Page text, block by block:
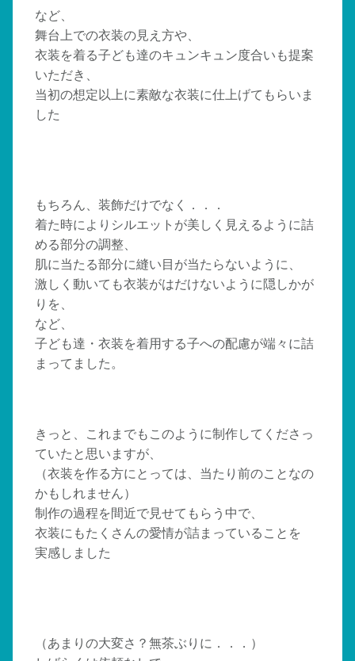
など、
舞台上での衣装の見え方や、
衣装を着る子ども達のキュンキュン度合いも提案
いただき、
当初の想定以上に素敵な衣装に仕上げてもらいま
した
もちろん、装飾だけでなく．．．
着た時によりシルエットが美しく見えるように詰
める部分の調整、
肌に当たる部分に縫い目が当たらないように、
激しく動いても衣装がはだけないように隠しかが
りを、
など、
子ども達・衣装を着用する子への配慮が端々に詰
まってました。
きっと、これまでもこのように制作してくださっ
ていたと思いますが、
（衣装を作る方にとっては、当たり前のことなの
かもしれません）
制作の過程を間近で見せてもらう中で、
衣装にもたくさんの愛情が詰まっていることを
実感しました
（あまりの大変さ？無茶ぶりに．．．）